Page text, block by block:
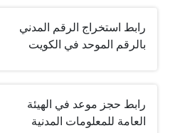
رابط استخراج الرقم المدني
بالرقم الموحد في الكويت
رابط حجز موعد في الهيئة
العامة للمعلومات المدنية